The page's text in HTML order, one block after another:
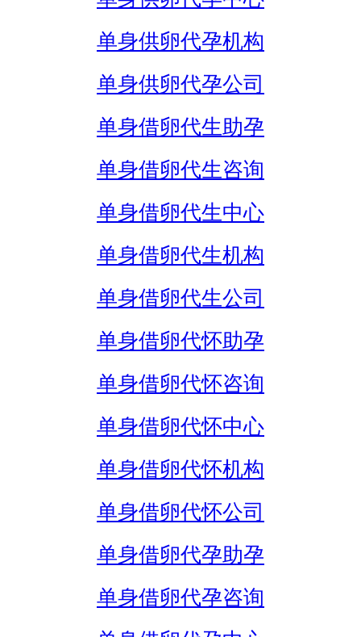
单身供卵代孕机构
单身供卵代孕公司
单身借卵代生助孕
单身借卵代生咨询
单身借卵代生中心
单身借卵代生机构
单身借卵代生公司
单身借卵代怀助孕
单身借卵代怀咨询
单身借卵代怀中心
单身借卵代怀机构
单身借卵代怀公司
单身借卵代孕助孕
单身借卵代孕咨询